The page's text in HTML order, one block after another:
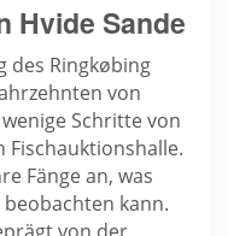
Hvide Sande
des Ringkøbing
von
Schritte von
Fischauktionshalle.
Fänge an, was
kann.